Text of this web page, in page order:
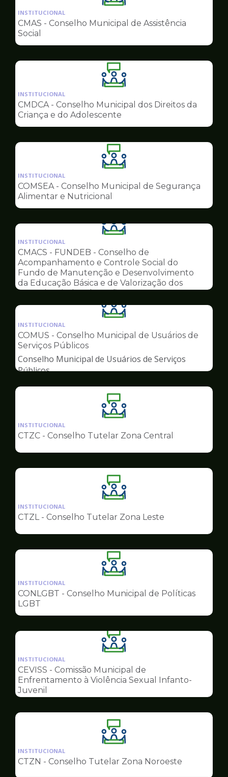
da
pagina
Conselhos
INSTITUCIONAL
CMAS - Conselho Municipal de Assistência
Social
Ilustração
da
pagina
de
Conselhos
INSTITUCIONAL
CMDCA - Conselho Municipal dos Direitos da
Criança e do Adolescente
Ilustração
da
pagina
Conselhos
INSTITUCIONAL
COMSEA - Conselho Municipal de Segurança
Alimentar e Nutricional
Ilustração
da
pagina
de
Conselhos
INSTITUCIONAL
CMACS - FUNDEB - Conselho de
Acompanhamento e Controle Social do
Fundo de Manutenção e Desenvolvimento
da Educação Básica e de Valorização dos
Profissionais da Educação
Ilustração
da
pagina
Conselhos
INSTITUCIONAL
COMUS - Conselho Municipal de Usuários de
Serviços Públicos
Conselho Municipal de Usuários de Serviços
Públicos
Ilustração
da
pagina
Conselhos
INSTITUCIONAL
CTZC - Conselho Tutelar Zona Central
Ilustração
da
pagina
Conselhos
INSTITUCIONAL
CTZL - Conselho Tutelar Zona Leste
Ilustração
da
pagina
Conselhos
INSTITUCIONAL
CONLGBT - Conselho Municipal de Políticas
LGBT
Ilustração
da
pagina
de
INSTITUCIONAL
CEVISS - Comissão Municipal de
Enfrentamento à Violência Sexual Infanto-
Juvenil
Ilustração
da
pagina
INSTITUCIONAL
CTZN - Conselho Tutelar Zona Noroeste